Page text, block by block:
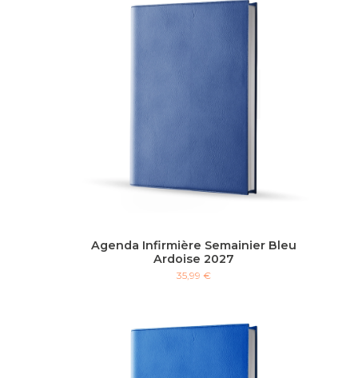
Agenda Infirmière Semainier Bleu
Ardoise 2027
35,99 €